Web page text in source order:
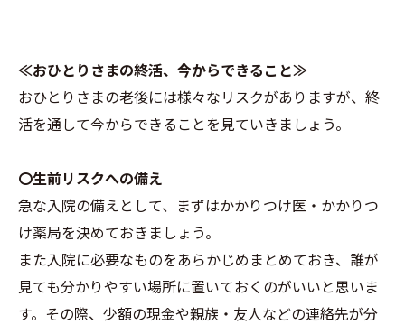
≪おひとりさまの終活、今からできること≫
おひとりさまの老後には様々なリスクがありますが、終
活を通して今からできることを見ていきましょう。
〇生前リスクへの備え
急な入院の備えとして、まずはかかりつけ医・かかりつ
け薬局を決めておきましょう。
また入院に必要なものをあらかじめまとめておき、誰が
見ても分かりやすい場所に置いておくのがいいと思いま
す。その際、少額の現金や親族・友人などの連絡先が分